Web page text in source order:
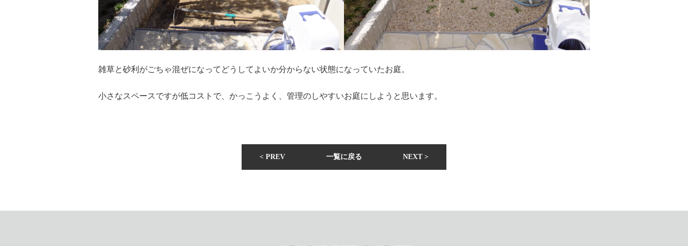
雑草と砂利がごちゃ混ぜになってどうしてよいか分からない状態になっていたお庭。
小さなスペースですが低コストで、かっこうよく、管理のしやすいお庭にしようと思います。
< PREV 一覧に戻る NEXT >